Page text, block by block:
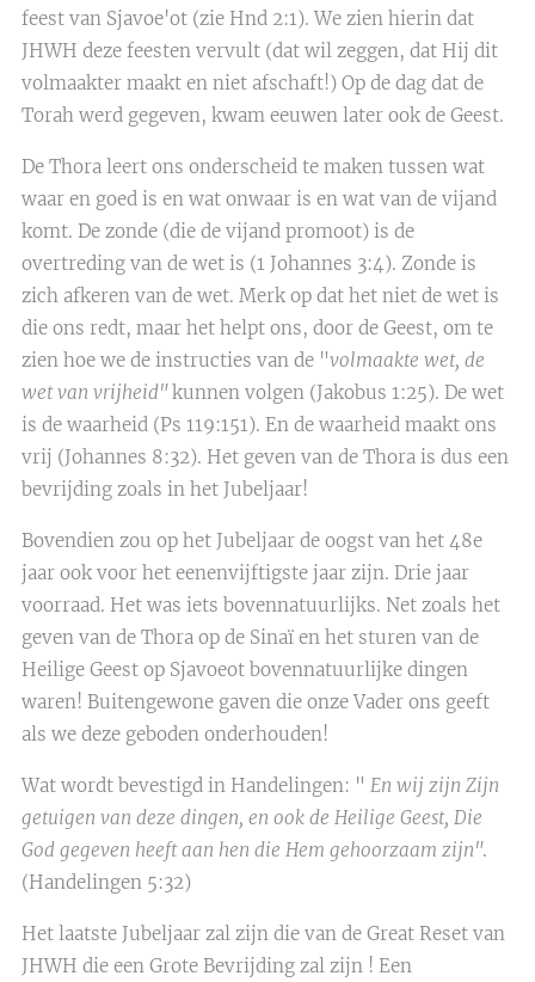
feest van Sjavoe'ot (zie Hnd 2:1). We zien hierin dat
JHWH deze feesten vervult (dat wil zeggen, dat Hij dit
volmaakter maakt en niet afschaft!) Op de dag dat de
Torah werd gegeven, kwam eeuwen later ook de Geest.
De Thora leert ons onderscheid te maken tussen wat
waar en goed is en wat onwaar is en wat van de vijand
komt. De zonde (die de vijand promoot) is de
overtreding van de wet is (1 Johannes 3:4). Zonde is
zich afkeren van de wet. Merk op dat het niet de wet is
die ons redt, maar het helpt ons, door de Geest, om te
zien hoe we de instructies van de "volmaakte wet, de
wet van vrijheid"kunnen volgen (Jakobus 1:25). De wet
is de waarheid (Ps 119:151). En de waarheid maakt ons
vrij (Johannes 8:32). Het geven van de Thora is dus een
bevrijding zoals in het Jubeljaar!
Bovendien zou op het Jubeljaar de oogst van het 48e
jaar ook voor het eenenvijftigste jaar zijn. Drie jaar
voorraad. Het was iets bovennatuurlijks. Net zoals het
geven van de Thora op de Sinaï en het sturen van de
Heilige Geest op Sjavoeot bovennatuurlijke dingen
waren! Buitengewone gaven die onze Vader ons geeft
als we deze geboden onderhouden!
Wat wordt bevestigd in Handelingen: " En wij zijn Zijn
getuigen van deze dingen, en ook de Heilige Geest, Die
God gegeven heeft aan hen die Hem gehoorzaam zijn".
(Handelingen 5:32)
Het laatste Jubeljaar zal zijn die van de Great Reset van
JHWH die een Grote Bevrijding zal zijn ! Een